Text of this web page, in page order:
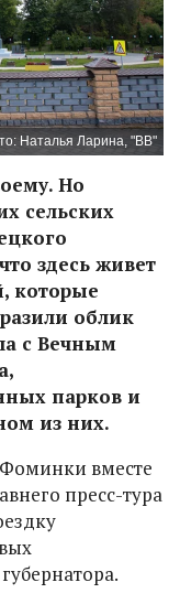
Наталья Ларина, "ВВ"
Но
сельских
здесь живет
которые
облик
с Вечным
парков и
из них.
вместе
пресс-тура